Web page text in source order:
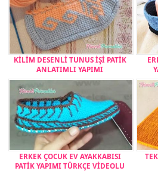
KİLİM DESENLİ TUNUS İŞİ PATİK
ANLATIMLI YAPIMI
ERKEK ÇOCUK EV AYAKKABISI
PATİK YAPIMI TÜRKÇE VİDEOLU